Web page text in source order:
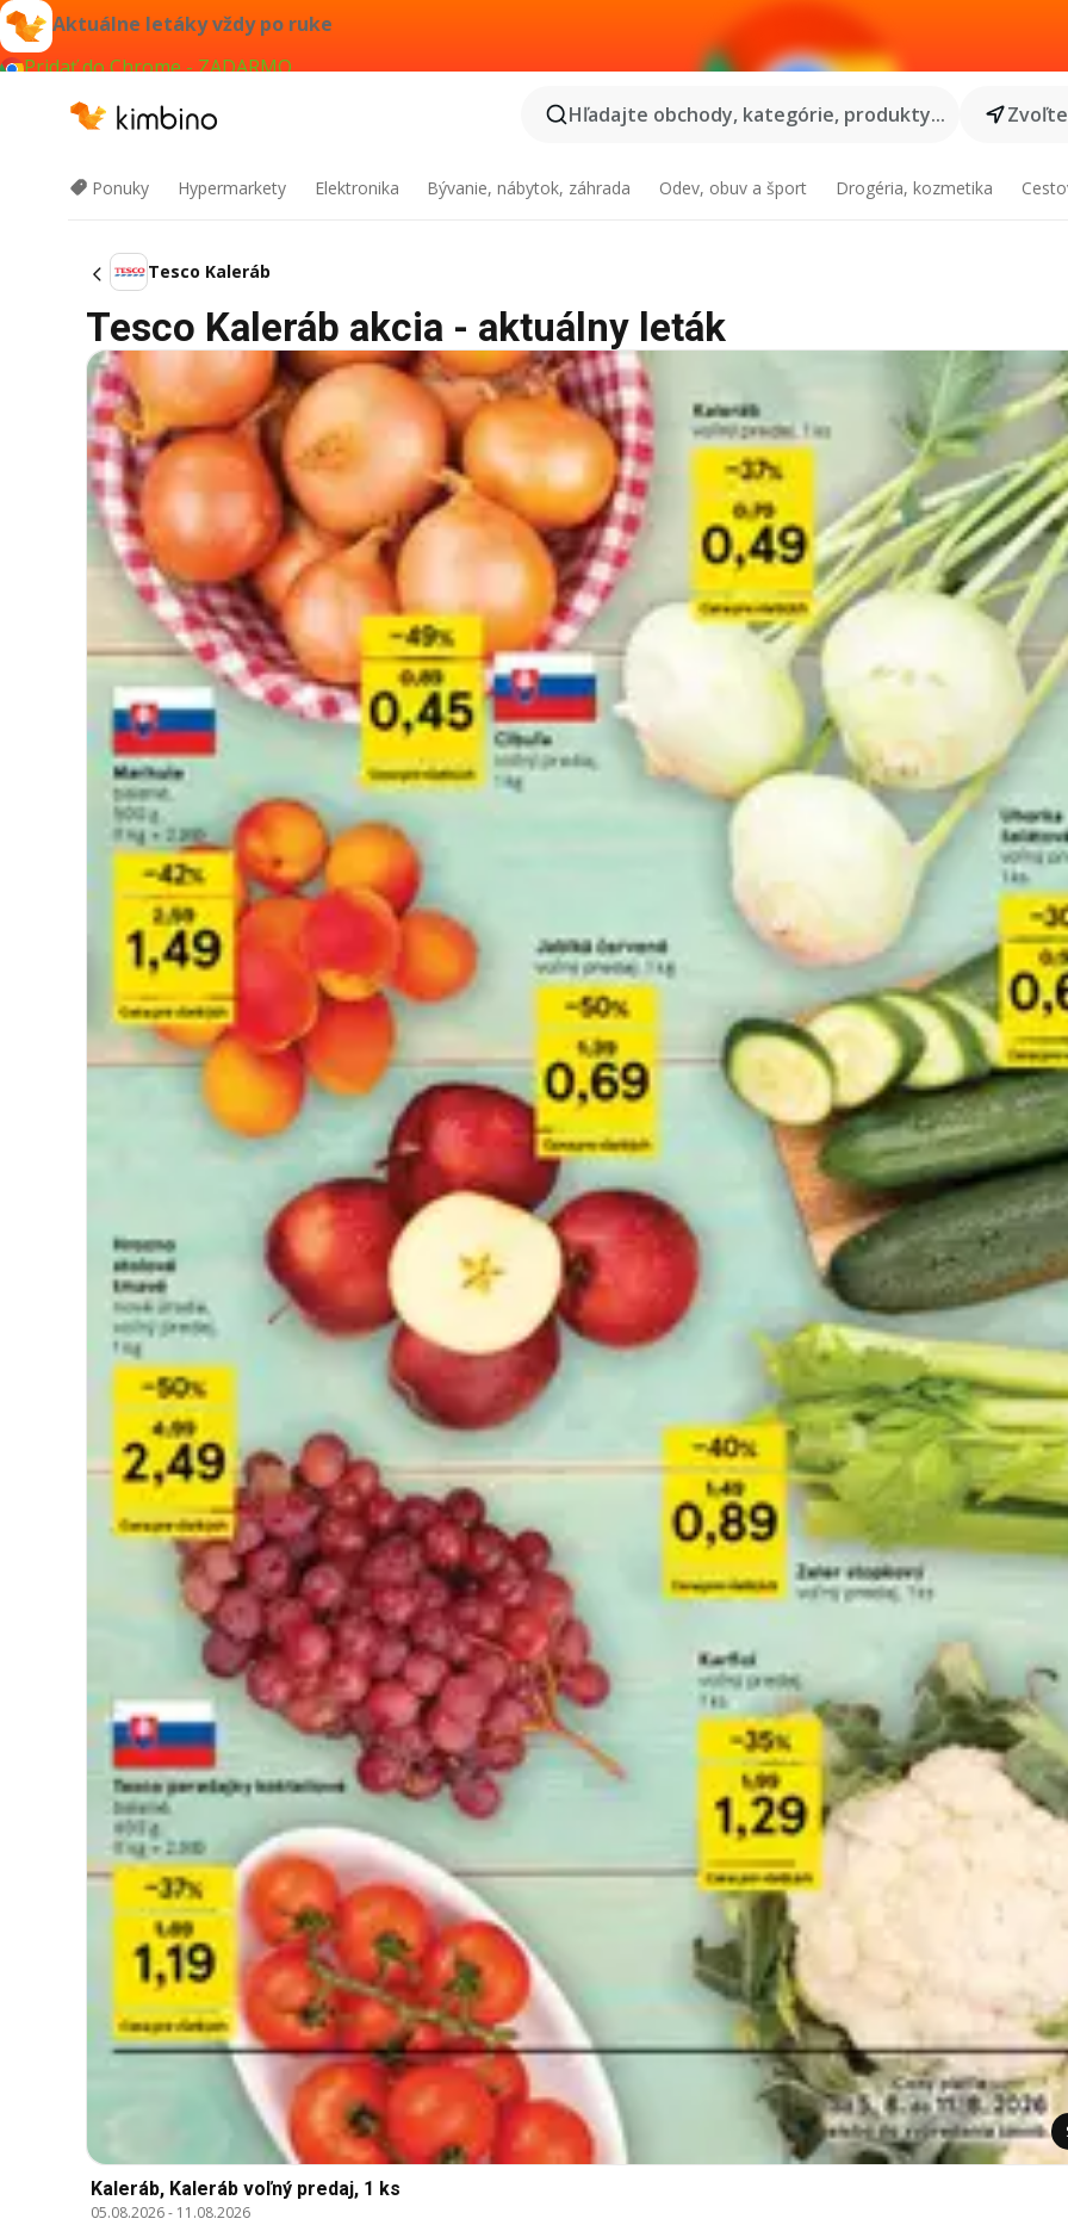
Aktuálne letáky vždy po ruke
Pridať do Chrome - ZADARMO
Hľadajte obchody, kategórie, produkty...
Ponuky Hypermarkety Elektronika Bývanie, nábytok, záhrada Odev, obuv a šport Drogéria, kozmetika
Tesco Kaleráb
Tesco Kaleráb akcia - aktuálny leták
Kaleráb, Kaleráb voľný predaj, 1 ks
05.08.2026- 11.08.2026